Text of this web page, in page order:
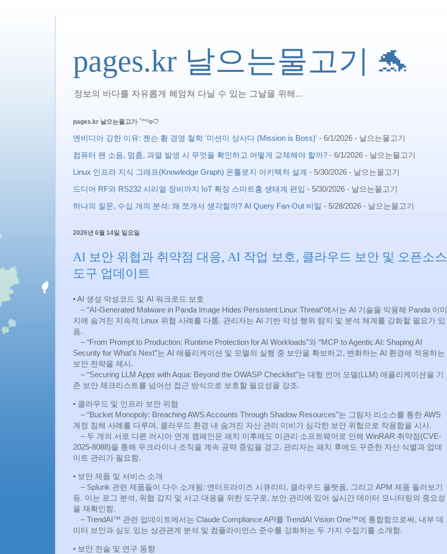
pages.kr 날으는물고기 🐬
정보의 바다를 자유롭게 헤엄쳐 다닐 수 있는 그날을 위해...
pages.kr 날으는물고기·´″°³о♡
엔비디아 강한 이유: 젠슨 황 경영 철학 '미션이 상사다 (Mission is Boss)' - 6/1/2026 - 날으는물고기
컴퓨터 팬 소음, 멈춤, 과열 발생 시 무엇을 확인하고 어떻게 교체해야 할까? - 6/1/2026 - 날으는물고기
Linux 인프라 지식 그래프(Knowledge Graph) 온톨로지 아키텍처 설계 - 5/30/2026 - 날으는물고기
드디어 RF와 RS232 시리얼 장비까지 IoT 확장 스마트홈 생태계 편입 - 5/30/2026 - 날으는물고기
하나의 질문, 수십 개의 분석: 왜 쪼개서 생각할까? AI Query Fan-Out 비밀 - 5/28/2026 - 날으는물고기
2026년 6월 14일 일요일
AI 보안 위협과 취약점 대응, AI 작업 보호, 클라우드 보안 및 오픈소스
도구 업데이트
• AI 생성 악성코드 및 AI 워크로드 보호
– “AI-Generated Malware in Panda Image Hides Persistent Linux Threat”에서는 AI 기술을 악용해 Panda 이미
지에 숨겨진 지속적 Linux 위협 사례를 다룸. 관리자는 AI 기반 악성 행위 탐지 및 분석 체계를 강화할 필요가 있
음.
– “From Prompt to Production: Runtime Protection for AI Workloads”와 “MCP to Agentic AI: Shaping AI
Security for What’s Next”는 AI 애플리케이션 및 모델의 실행 중 보안을 확보하고, 변화하는 AI 환경에 적응하는
보안 전략을 제시.
– “Securing LLM Apps with Aqua: Beyond the OWASP Checklist”는 대형 언어 모델(LLM) 애플리케이션을 기
존 보안 체크리스트를 넘어선 접근 방식으로 보호할 필요성을 강조.
• 클라우드 및 인프라 보안 위협
– “Bucket Monopoly: Breaching AWS Accounts Through Shadow Resources”는 그림자 리소스를 통한 AWS
계정 침해 사례를 다루며, 클라우드 환경 내 숨겨진 자산 관리 미비가 심각한 보안 위험으로 작용함을 시사.
– 두 개의 서로 다른 러시아 연계 캠페인은 패치 이후에도 미관리 소프트웨어로 인해 WinRAR 취약점(CVE-
2025-8088)을 통해 우크라이나 조직을 계속 공략 중임을 경고. 관리자는 패치 후에도 꾸준한 자산 식별과 업데
이트 관리가 필요함.
• 보안 제품 및 서비스 소개
– Splunk 관련 제품들이 다수 소개됨: 엔터프라이즈 시큐리티, 클라우드 플랫폼, 그리고 APM 제품 둘러보기
등. 이는 로그 분석, 위협 감지 및 사고 대응을 위한 도구로, 보안 관리에 있어 실시간 데이터 모니터링의 중요성
을 재확인함.
– TrendAI™ 관련 업데이트에서는 Claude Compliance API를 TrendAI Vision One™에 통합함으로써, 내부 데
이터 보안과 심도 있는 상관관계 분석 및 컴플라이언스 준수를 강화하는 두 가지 수집기를 소개함.
• 보안 전술 및 연구 동향